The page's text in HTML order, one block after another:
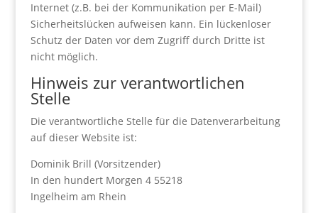
Internet (z.B. bei der Kommunikation per E-Mail)
Sicherheitslücken aufweisen kann. Ein lückenloser
Schutz der Daten vor dem Zugriff durch Dritte ist
nicht möglich.
Hinweis zur verantwortlichen
Stelle
Die verantwortliche Stelle für die Datenverarbeitung
auf dieser Website ist:
Dominik Brill (Vorsitzender)
In den hundert Morgen 4 55218
Ingelheim am Rhein